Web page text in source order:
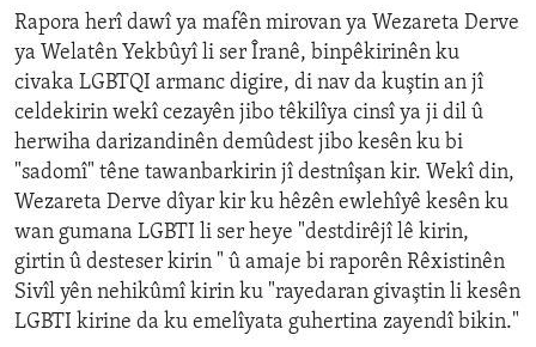
Rapora herî dawî ya mafên mirovan ya Wezareta Derve
ya Welatên Yekbûyî li ser Îranê, binpêkirinên ku
civaka LGBTQI armanc digire, di nav da kuştin an jî
celdekirin wekî cezayên jibo têkilîya cinsî ya ji dil û
herwiha darizandinên demûdest jibo kesên ku bi
"sadomî" têne tawanbarkirin jî destnîşan kir. Wekî din,
Wezareta Derve dîyar kir ku hêzên ewlehîyê kesên ku
wan gumana LGBTI li ser heye "destdirêjî lê kirin,
girtin û desteser kirin " û amaje bi raporên Rêxistinên
Sivîl yên nehikûmî kirin ku "rayedaran givaştin li kesên
LGBTI kirine da ku emelîyata guhertina zayendî bikin."